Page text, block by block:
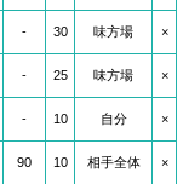
- 30 味方場 ×
- 25 味方場 ×
- 10 自分 ×
90 10 相手全体 ×